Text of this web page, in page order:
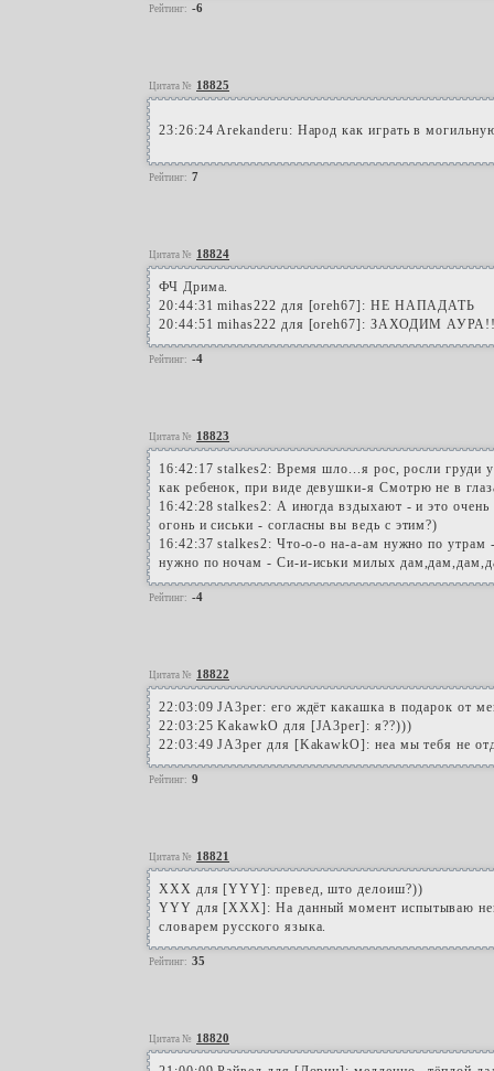
Рейтинг: -6
Цитата № 18825
23:26:24 Arekanderu: Народ как играть в
Рейтинг: 7
Цитата № 18824
ФЧ Дрима.
20:44:31 mihas222 для [oreh67]: НЕ НАПАДАТЬ
20:44:51 mihas222 для [oreh67]: ЗАХОДИМ
Рейтинг: -4
Цитата № 18823
16:42:17 stalkes2: Время шло...я рос, росли груди
как ребенок, при виде девушки-я Смотрю не в
16:42:28 stalkes2: А иногда вздыхают - и это
огонь и сиськи - согласны вы ведь с этим?)
16:42:37 stalkes2: Что-о-о на-а-ам нужно по
нужно по ночам - Си-и-иськи милых
Рейтинг: -4
Цитата № 18822
22:03:09 JA3per: его ждёт какашка в подарок от
22:03:25 KakawkO для [JA3per]: я??)))
22:03:49 JA3per для [KakawkO]: неа мы тебя не
Рейтинг: 9
Цитата № 18821
XXX для [YYY]: превед, што делоиш?))
YYY для [XXX]: На данный момент испытываю
словарем русского языка.
Рейтинг: 35
Цитата № 18820